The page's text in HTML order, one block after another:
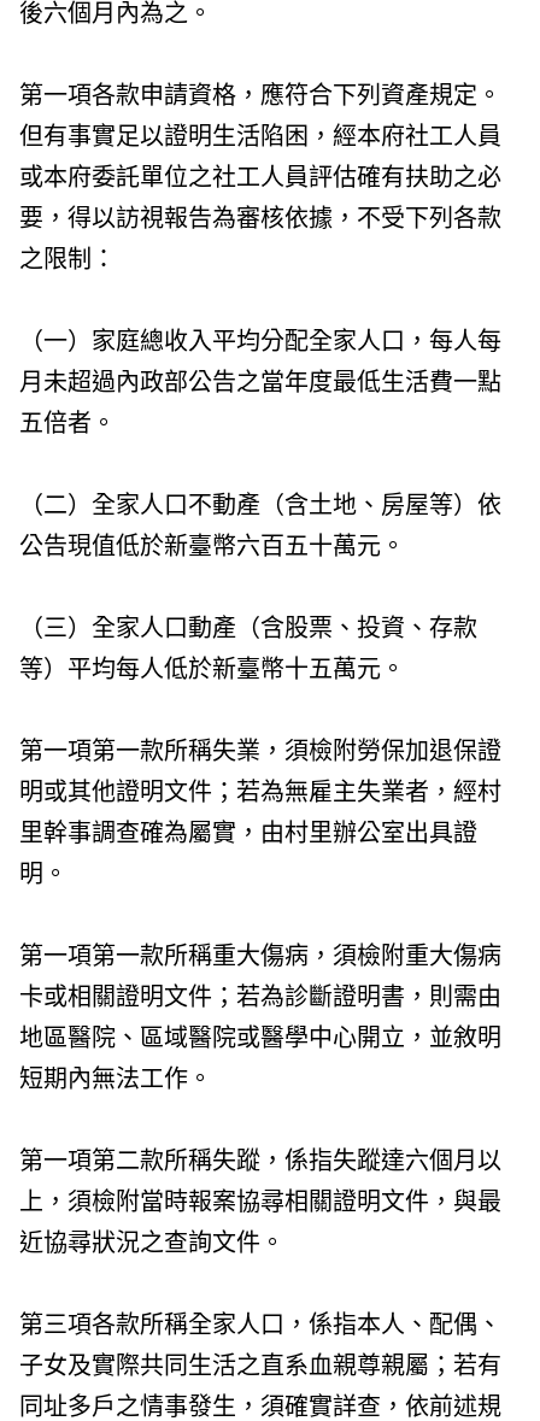
後六個月內為之。
第一項各款申請資格，應符合下列資產規定。
但有事實足以證明生活陷困，經本府社工人員
或本府委託單位之社工人員評估確有扶助之必
要，得以訪視報告為審核依據，不受下列各款
之限制：
（一）家庭總收入平均分配全家人口，每人每
月未超過內政部公告之當年度最低生活費一點
五倍者。
（二）全家人口不動產（含土地、房屋等）依
公告現值低於新臺幣六百五十萬元。
（三）全家人口動產（含股票、投資、存款
等）平均每人低於新臺幣十五萬元。
第一項第一款所稱失業，須檢附勞保加退保證
明或其他證明文件；若為無雇主失業者，經村
里幹事調查確為屬實，由村里辦公室出具證
明。
第一項第一款所稱重大傷病，須檢附重大傷病
卡或相關證明文件；若為診斷證明書，則需由
地區醫院、區域醫院或醫學中心開立，並敘明
短期內無法工作。
第一項第二款所稱失蹤，係指失蹤達六個月以
上，須檢附當時報案協尋相關證明文件，與最
近協尋狀況之查詢文件。
第三項各款所稱全家人口，係指本人、配偶、
子女及實際共同生活之直系血親尊親屬；若有
同址多戶之情事發生，須確實詳查，依前述規